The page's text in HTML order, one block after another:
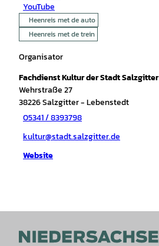
YouTube
Heenreis met de auto
Heenreis met de trein
Organisator
Fachdienst Kultur der Stadt Salzgitter
Wehrstraße 27
38226Salzgitter- Lebenstedt
05341 / 8393798
kultur@stadt.salzgitter.de
Website